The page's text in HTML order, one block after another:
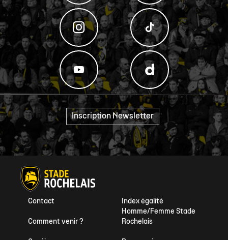
Inscription Newsletter "
Index égalité
Homme/Femme Stade
Rochelais
Contact
Comment venir ?